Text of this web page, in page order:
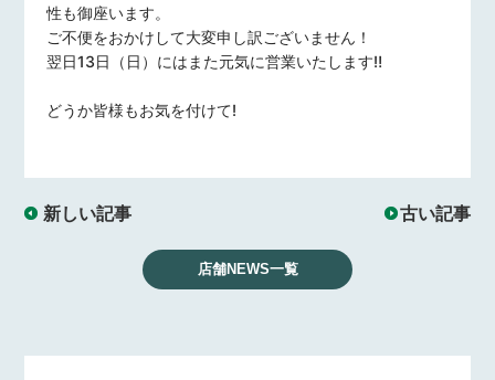
性も御座います。
ご不便をおかけして大変申し訳ございません！
翌日13日（日）にはまた元気に営業いたします‼️
どうか皆様もお気を付けて!
新しい記事 古い記事
店舗NEWS一覧